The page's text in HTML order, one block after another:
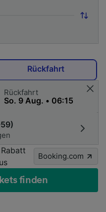
Rückfahrt
Rückfahrt
Booking.com
finden